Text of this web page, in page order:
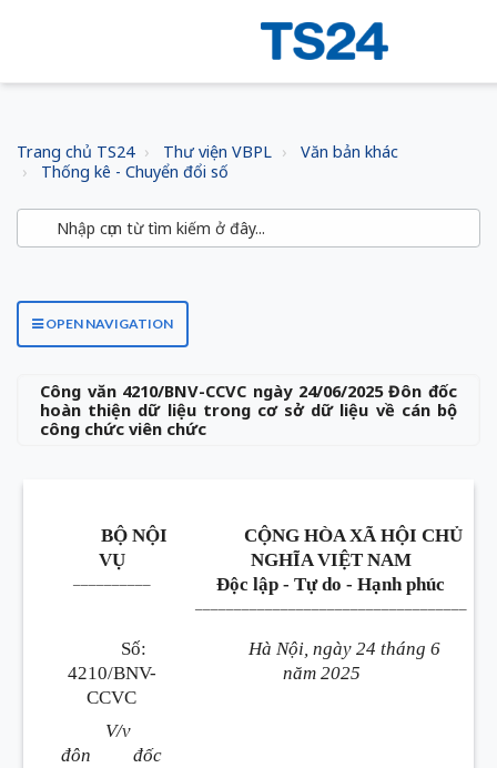
Trang chủ TS24 Thư viện VBPL
Văn bản khác
Thống kê - Chuyển đổi số
OPEN NAVIGATION
Công văn 4210/BNV-CCVC ngày 24/06/2025 Đôn đốc
hoàn thiện dữ liệu trong cơ sở dữ liệu về cán bộ
công chức viên chức
BỘ NỘI
VỤ
CỘNG HÒA XÃ HỘI CHỦ
NGHĨA VIỆT NAM
Độc lập - Tự do - Hạnh phúc
Số:
4210/BNV-
CCVC
V/v
đôn đốc
Hà Nội, ngày 24 tháng 6
năm 2025